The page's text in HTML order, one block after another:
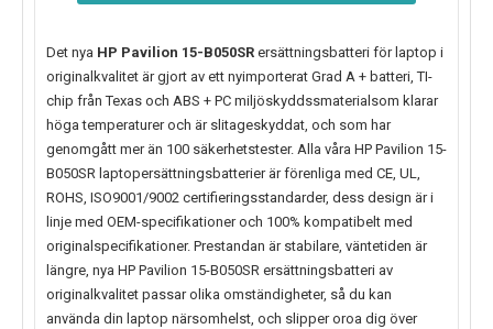
Det nya HP Pavilion 15-B050SR ersättningsbatteri för laptop i
originalkvalitet är gjort av ett nyimporterat Grad A + batteri, TI-
chip från Texas och ABS + PC miljöskyddssmaterialsom klarar
höga temperaturer och är slitageskyddat, och som har
genomgått mer än 100 säkerhetstester. Alla våra HP Pavilion 15-
B050SR laptopersättningsbatterier är förenliga med CE, UL,
ROHS, ISO9001/9002 certifieringsstandarder, dess design är i
linje med OEM-specifikationer och 100% kompatibelt med
originalspecifikationer. Prestandan är stabilare, väntetiden är
längre, nya HP Pavilion 15-B050SR ersättningsbatteri av
originalkvalitet passar olika omständigheter, så du kan
använda din laptop närsomhelst, och slipper oroa dig över